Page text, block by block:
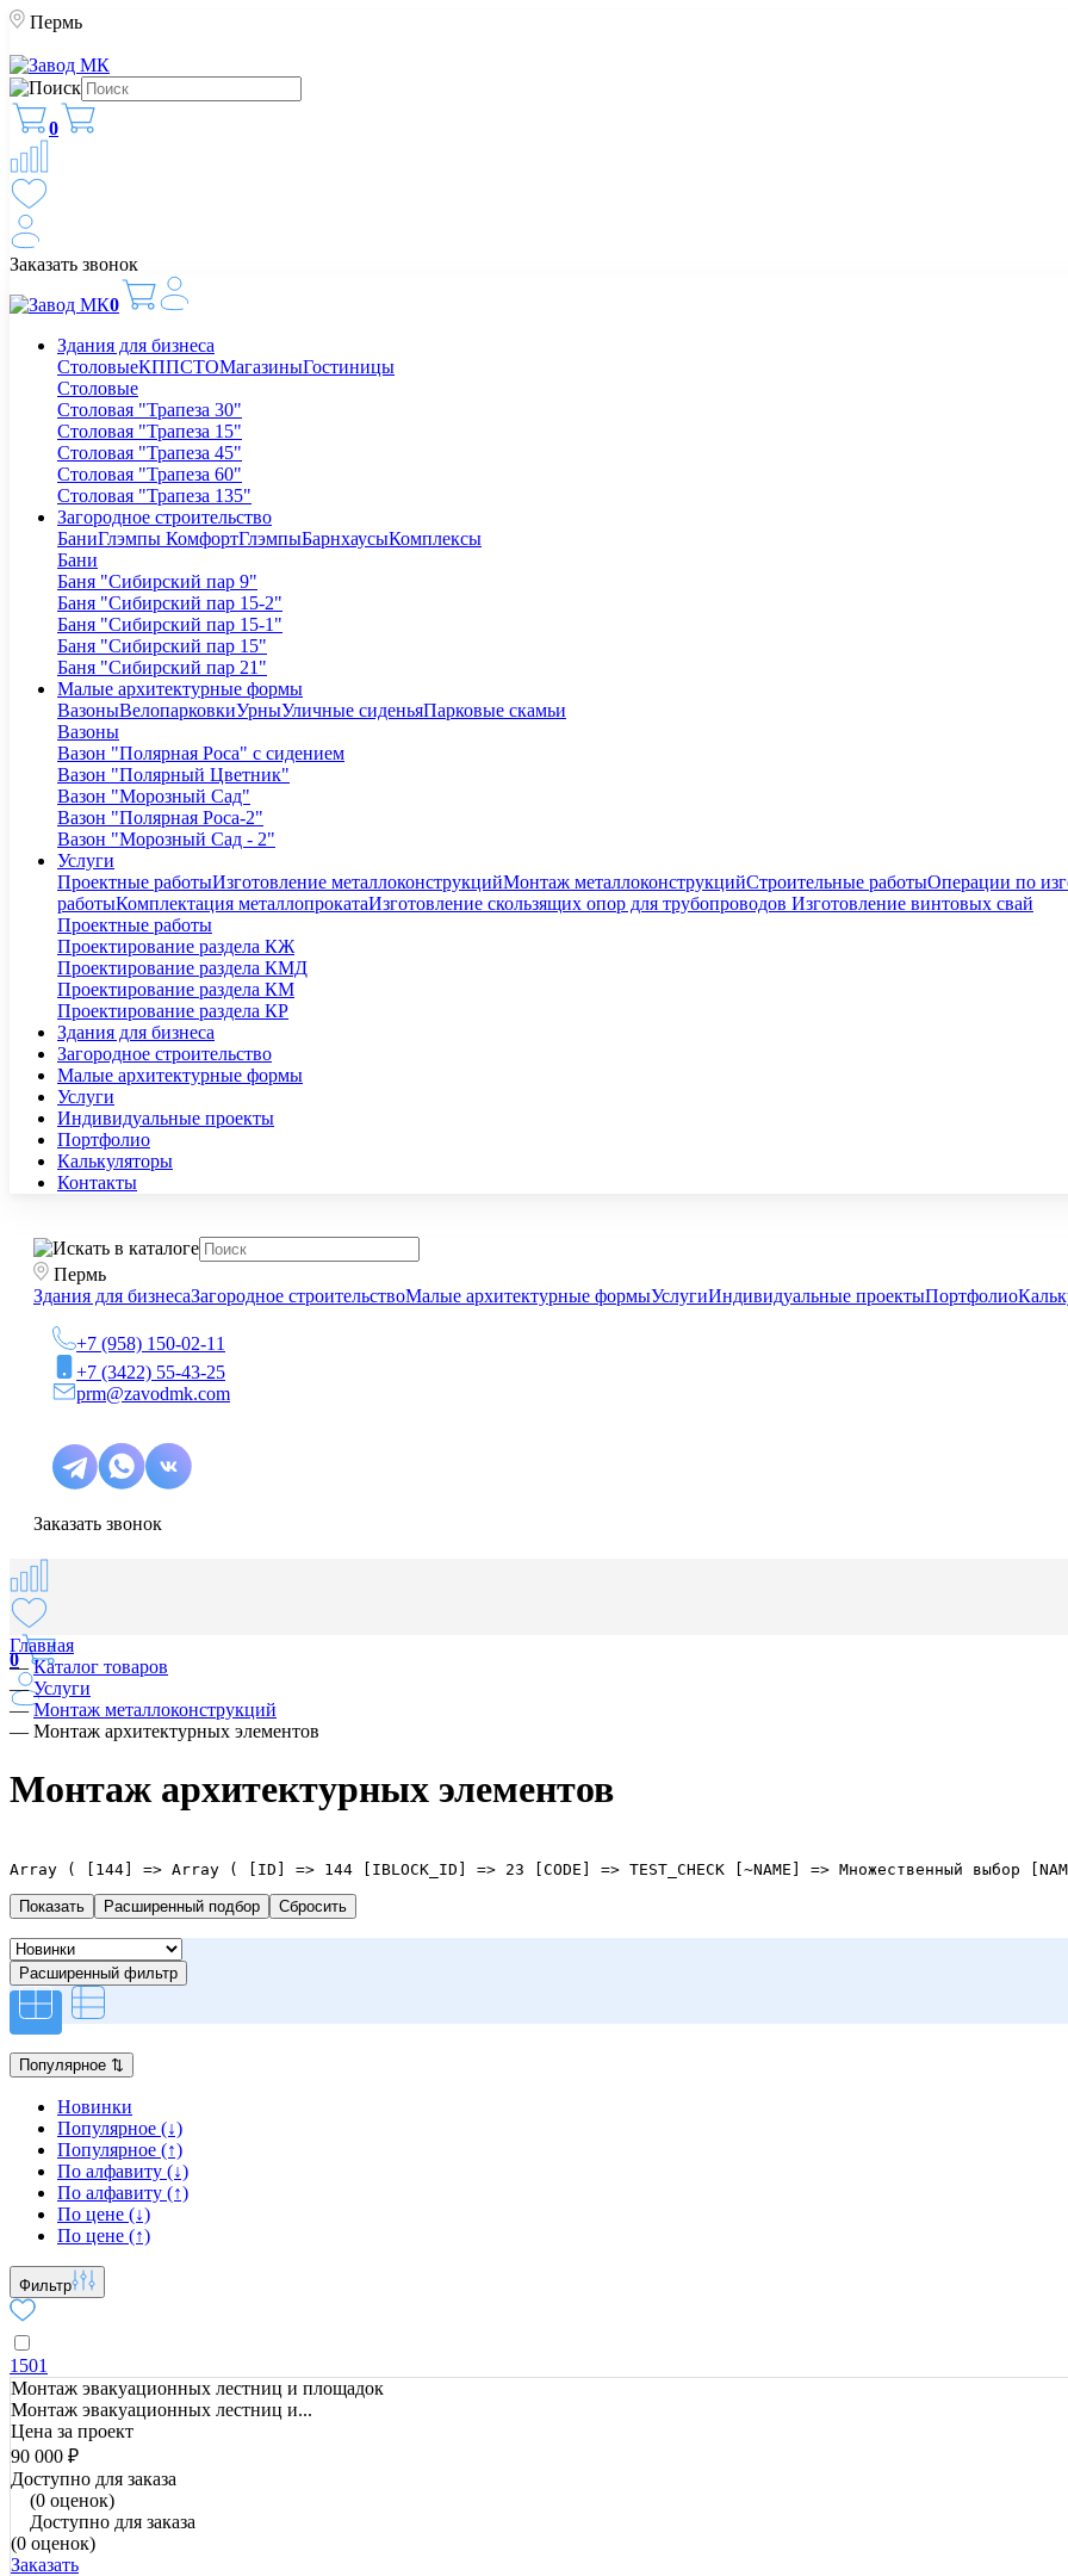
Пермь
0
Заказать звонок
0
Здания для бизнеса
СтоловыеКППСТОМагазиныГостиницы
Столовые
Столовая "Трапеза 30"
Столовая "Трапеза 15"
Столовая "Трапеза 45"
Столовая "Трапеза 60"
Столовая "Трапеза 135"
Загородное строительство
БаниГлэмпы КомфортГлэмпыБарнхаусыКомплексы
Бани
Баня "Сибирский пар 9"
Баня "Сибирский пар 15-2"
Баня "Сибирский пар 15-1"
Баня "Сибирский пар 15"
Баня "Сибирский пар 21"
Малые архитектурные формы
ВазоныВелопарковкиУрныУличные сиденьяПарковые скамьи
Вазоны
Вазон "Полярная Роса" с сидением
Вазон "Полярный Цветник"
Вазон "Морозный Сад"
Вазон "Полярная Роса-2"
Вазон "Морозный Сад - 2"
Услуги
Проектные работыИзготовление металлоконструкцийМонтаж металлоконструкцийСтроительные работыОперации по
работыКомплектация металлопрокатаИзготовление скользящих опор для трубопроводов Изготовление винтовых свай
Проектные работы
Проектирование раздела КЖ
Проектирование раздела КМД
Проектирование раздела КМ
Проектирование раздела КР
Здания для бизнеса
Загородное строительство
Малые архитектурные формы
Услуги
Индивидуальные проекты
Портфолио
Калькуляторы
Контакты
Пермь
Здания для бизнесаЗагородное строительствоМалые архитектурные формыУслугиИндивидуальные проектыПортфолио
+7 (958) 150-02-11
+7 (3422) 55-43-25
prm@zavodmk.com
Заказать звонок
0
Главная
—Каталог товаров
—Услуги
—Монтаж металлоконструкций
— Монтаж архитектурных элементов
Монтаж архитектурных элементов
Array ( [144] => Array ( [ID] => 144 [IBLOCK_ID] => 23 [CODE] => TEST_CHECK [~NAME] => Множественный выбор
Расширенный подбор
Расширенный фильтр
Популярное ⇅
Новинки
Популярное (↓)
Популярное (↑)
По алфавиту (↓)
По алфавиту (↑)
По цене (↓)
По цене (↑)
Фильтр
1501
Монтаж эвакуационных лестниц и площадок
Монтаж эвакуационных лестниц и...
Цена за проект
90 000 ₽
Доступно для заказа
(0 оценок)
Доступно для заказа
(0 оценок)
Заказать